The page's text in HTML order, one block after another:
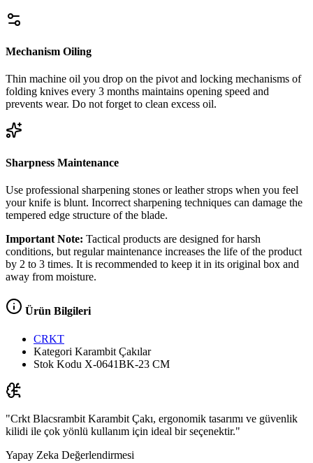
Mechanism Oiling
Thin machine oil you drop on the pivot and locking mechanisms of
folding knives every 3 months maintains opening speed and
prevents wear. Do not forget to clean excess oil.
Sharpness Maintenance
Use professional sharpening stones or leather strops when you feel
your knife is blunt. Incorrect sharpening techniques can damage the
tempered edge structure of the blade.
Important Note: Tactical products are designed for harsh
conditions, but regular maintenance increases the life of the product
by 2 to 3 times. It is recommended to keep it in its original box and
away from moisture.
Ürün Bilgileri
CRKT
Kategori Karambit Çakılar
Stok Kodu X-0641BK-23 CM
"Crkt Blacsrambit Karambit Çakı, ergonomik tasarımı ve güvenlik
kilidi ile çok yönlü kullanım için ideal bir seçenektir."
Yapay Zeka Değerlendirmesi